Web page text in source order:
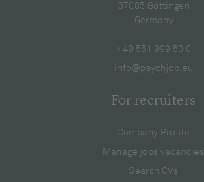
37085 Göttingen
Germany
+49 551 999 50 0
info@psychjob.eu
For recruiters
Company Profile
Manage jobs vacancies
Search CVs